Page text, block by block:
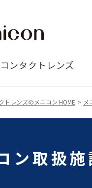
コンタクトレンズ
トレンズのメニコン HOME メ
ン取扱